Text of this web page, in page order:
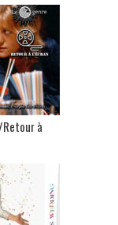
à